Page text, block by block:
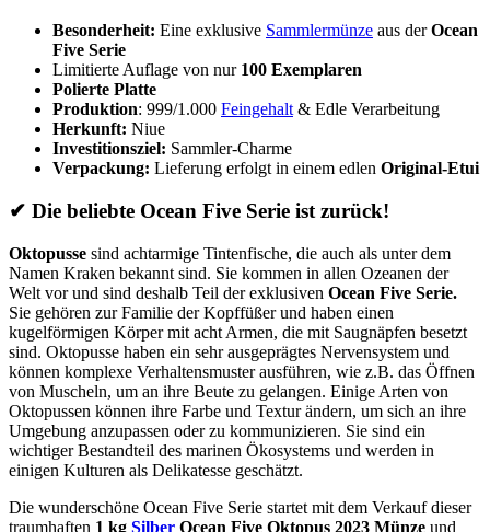
Besonderheit: Eine exklusive Sammlermünze aus derOcean
Five Serie
Limitierte Auflage von nur 100 Exemplaren
Polierte Platte
Produktion: 999/1.000 Feingehalt & Edle Verarbeitung
Herkunft: Niue
Investitionsziel: Sammler-Charme
Verpackung: Lieferung erfolgt in einem edlen Original-Etui
✔ Die beliebte Ocean Five Serie ist zurück!
Oktopusse sind achtarmige Tintenfische, die auch als unter dem
Namen Kraken bekannt sind. Sie kommen in allen Ozeanen der
Welt vor und sind deshalb Teil der exklusiven Ocean Five Serie.
Sie gehören zur Familie der Kopffüßer und haben einen
kugelförmigen Körper mit acht Armen, die mit Saugnäpfen besetzt
sind. Oktopusse haben ein sehr ausgeprägtes Nervensystem und
können komplexe Verhaltensmuster ausführen, wie z.B. das Öffnen
von Muscheln, um an ihre Beute zu gelangen. Einige Arten von
Oktopussen können ihre Farbe und Textur ändern, um sich an ihre
Umgebung anzupassen oder zu kommunizieren. Sie sind ein
wichtiger Bestandteil des marinen Ökosystems und werden in
einigen Kulturen als Delikatesse geschätzt.
Die wunderschöne Ocean Five Serie startet mit dem Verkauf dieser
traumhaften 1 kg Silber Ocean Five Oktopus 2023 Münze und